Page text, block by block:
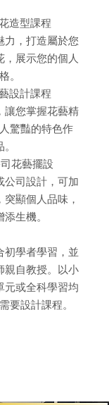
造型課程
力，打造屬於您
，展示您的個人
。
設計課程
讓您掌握花藝精
驚豔的特色作
花藝擺設
公司設計，可加
顯個人品味，
生機。
初學者學習，並
親自教授。以小
元或全科學習均
要設計課程。